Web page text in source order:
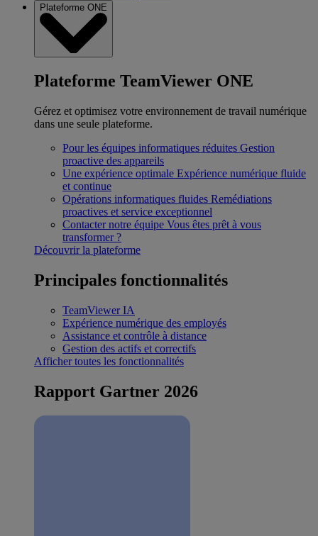
Plateforme ONE
Plateforme TeamViewer ONE
Gérez et optimisez votre environnement de travail numérique
dans une seule plateforme.
Pour les équipes informatiques réduites Gestion
proactive des appareils
Une expérience optimale Expérience numérique fluide
et continue
Opérations informatiques fluides Remédiations
proactives et service exceptionnel
Contacter notre équipe Vous êtes prêt à vous
transformer ?
Découvrir la plateforme
Principales fonctionnalités
TeamViewer IA
Expérience numérique des employés
Assistance et contrôle à distance
Gestion des actifs et correctifs
Afficher toutes les fonctionnalités
Rapport Gartner 2026